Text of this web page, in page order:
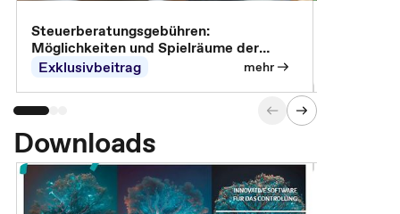
Steuerberatungsgebühren:
Möglichkeiten und Spielräume der
Abrechnung
Exklusivbeitrag mehr
Downloads